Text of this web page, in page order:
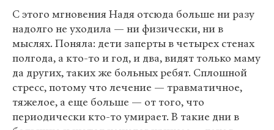
С этого мгновения Надя отсюда больше ни разу
надолго не уходила — ни физически, ни в
мыслях. Поняла: дети заперты в четырех стенах
полгода, а кто-то и год, и два, видят только маму
да других, таких же больных ребят. Сплошной
стресс, потому что лечение — травматичное,
тяжелое, а еще больше — от того, что
периодически кто-то умирает. В такие дни в